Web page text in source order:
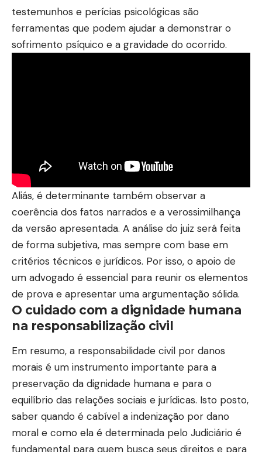
testemunhos e perícias psicológicas são
ferramentas que podem ajudar a demonstrar o
sofrimento psíquico e a gravidade do ocorrido.
Aliás, é determinante também observar a
coerência dos fatos narrados e a verossimilhança
da versão apresentada. A análise do juiz será feita
de forma subjetiva, mas sempre com base em
critérios técnicos e jurídicos. Por isso, o apoio de
um advogado é essencial para reunir os elementos
de prova e apresentar uma argumentação sólida.
O cuidado com a dignidade humana
na responsabilização civil
Em resumo, a responsabilidade civil por danos
morais é um instrumento importante para a
preservação da dignidade humana e para o
equilíbrio das relações sociais e jurídicas. Isto posto,
saber quando é cabível a indenização por dano
moral e como ela é determinada pelo Judiciário é
fundamental para quem busca seus direitos e para